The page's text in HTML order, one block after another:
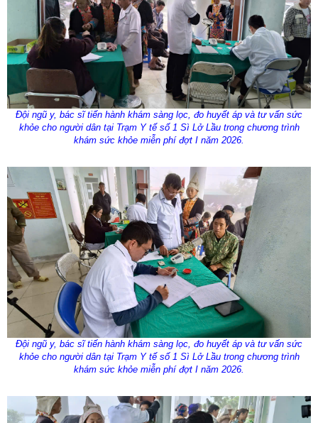
Đội ngũ y, bác sĩ tiến hành khám sàng lọc, đo huyết áp và tư vấn sức
khỏe cho người dân tại Trạm Y tế số 1 Sì Lở Lầu trong chương trình
khám sức khỏe miễn phí đợt I năm 2026.
Đội ngũ y, bác sĩ tiến hành khám sàng lọc, đo huyết áp và tư vấn sức
khỏe cho người dân tại Trạm Y tế số 1 Sì Lở Lầu trong chương trình
khám sức khỏe miễn phí đợt I năm 2026.